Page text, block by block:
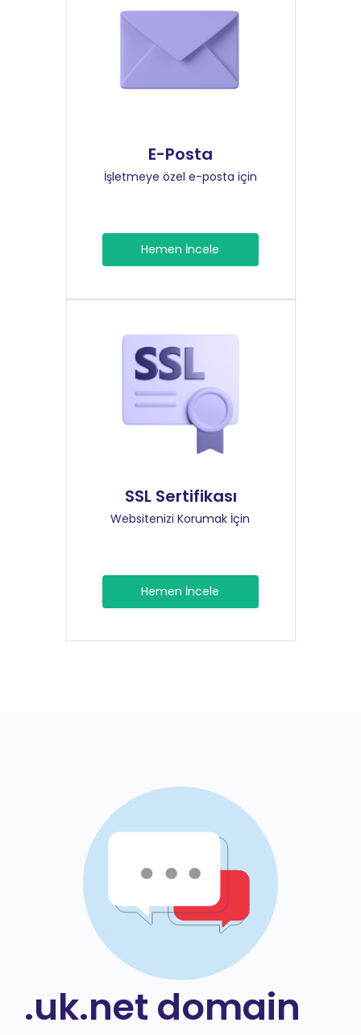
E-Posta
İşletmeye özel e-posta için
Hemen İncele
SSL Sertifikası
Websitenizi Korumak İçin
Hemen İncele
.uk.net domain